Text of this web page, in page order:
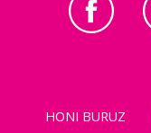
HONI BURUZ